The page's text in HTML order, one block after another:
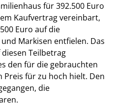
für 392.500 Euro
Kaufvertrag vereinbart,
Euro auf die
Markisen entfielen. Das
Teilbetrag
den für die gebrauchten
für zu hoch hielt. Den
die